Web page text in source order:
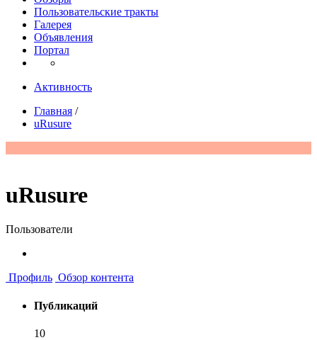
Пользовательские тракты
Галерея
Объявления
Портал
Активность
Главная /
uRusure
uRusure
Пользователи
Профиль Обзор контента
Публикаций
10